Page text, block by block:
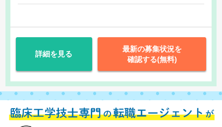
詳細を見る
最新の募集状況を
確認する(無料)